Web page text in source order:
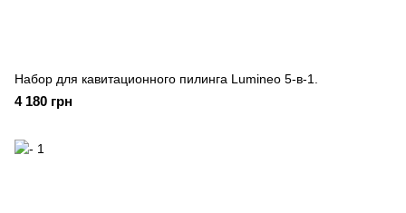
Набор для кавитационного пилинга Lumineo 5-в-1.
4 180 грн